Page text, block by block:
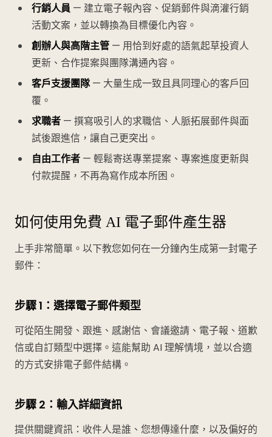
行銷人員 — 建立電子報內容、促銷郵件與滴灌行銷
活動文案，並以轉換為目標優化內容。
創辦人與高階主管 — 用恰到好處的語氣起草投資人
更新、合作提案與團隊溝通內容。
客戶支援團隊— 大量生成一致且具同理心的客戶回
覆。
求職者 — 撰寫吸引人的求職信、人脈拓展郵件與面
試後跟進信，讓自己更突出。
自由工作者 — 輕鬆寄送專業提案、專案進度更新與
付款提醒，不再為寫作成本所困。
如何使用免費 AI 電子郵件產生器
上手非常簡單。以下教您如何在一分鐘內生成第一封電子
郵件：
步驟 1：選擇電子郵件類型
可從陌生開發、跟進、感謝信、會議邀請、電子報、道歉
信或自訂類型中選擇。這能幫助 AI 理解情境，並以合適
的方式安排電子郵件結構。
步驟 2：輸入詳細資訊
提供關鍵資訊：收件人是誰、您想傳達什麼，以及偏好的